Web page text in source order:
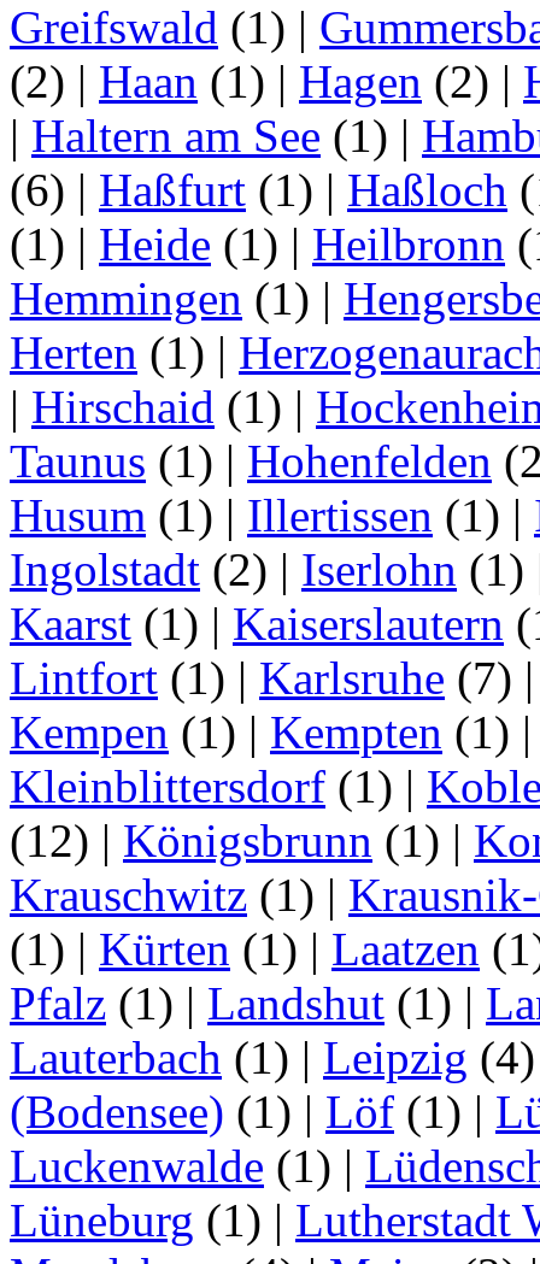
Greifswald (1) |
(2) | Haan (1) | Hagen (2) |
| Haltern am See (1) |
(6) | Haßfurt (1) | Haßloch
(1) | Heide (1) | Heilbronn
Hemmingen (1) |
Herten (1) |
| Hirschaid (1) |
Taunus (1) | Hohenfelden
Husum (1) | Illertissen (1) |
Ingolstadt (2) | Iserlohn (1)
Kaarst (1) | Kaiserslautern
Lintfort (1) | Karlsruhe (7)
Kempen (1) | Kempten (1)
Kleinblittersdorf (1) |
(12) | Königsbrunn (1) |
Krauschwitz (1) |
(1) | Kürten (1) | Laatzen
Pfalz (1) | Landshut (1) |
Lauterbach (1) | Leipzig
(Bodensee) (1) | Löf (1) |
Luckenwalde (1) |
Lüneburg (1) | Lutherstadt